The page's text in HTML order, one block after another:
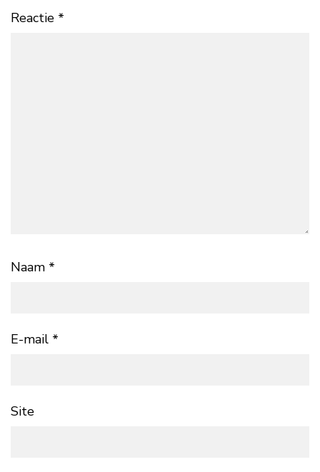
Reactie *
Naam *
E-mail *
Site